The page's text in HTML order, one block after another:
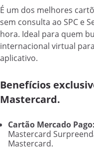
É um dos melhores
sem consulta ao SPC e
hora. Ideal para quem
internacional virtual
aplicativo.
Benefícios
Mastercard.
Cartão Mercado Pago:
Mastercard
Mastercard.